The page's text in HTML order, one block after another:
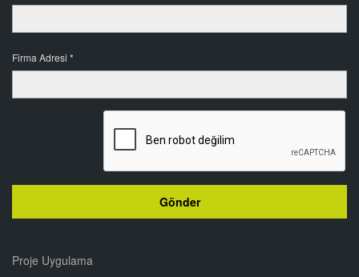
Firma Adresi *
Proje Uygulama